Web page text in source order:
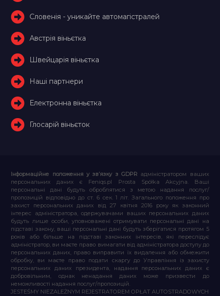
Словенія - уникайте автомагістралей
Австрія віньєтка
Швейцарія віньєтка
Наші партнери
Електронна віньєтка
Глосарій віньєток
Інформаційне положення у зв’язку з GDPR адміністратором ваших
персональних даних є Feniqs.pl Prosta Spółka Akcyjna. Ваші
персональні дані будуть оброблятися з метою надання послуг/
пропозицій відповідно до ст. 6 сек. 1 літ. Загального положення про
захист персональних даних від 27 квітня 2016 року як законний
інтерес адміністратора, одержувачами ваших персональних даних
будуть лише особи, уповноважені отримувати персональні дані на
підставі закону, ваші персональні дані будуть зберігатися протягом 5
років або більше на підставі законних інтересів, які переслідує
адміністратор, ви маєте право вимагати від адміністратора доступу до
персональних даних, право виправити їх видалення або обмежити
обробку, ви маєте право подати скаргу до Управління із захисту
персональних даних президента, надання персональних даних є
добровільним, однак ненадання даних може призвести до
неможливості надання послуг/пропозицій.
JESTEŚMY NIEZALEŻNYM REJESTRATOREM OPŁAT AUTOSTRADOWYCH